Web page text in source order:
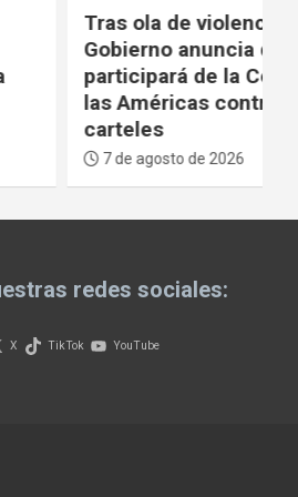
de violencia, el
anuncia que
de la Coalición de
contra los
de 2026
redes sociales:
X TikTok YouTube